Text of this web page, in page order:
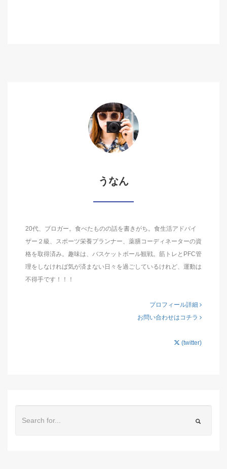
うなん
20代、ブロガー。食べたものの話を書きがち。食生活アドバイ
ザー２級、スポーツ栄養プランナー、薬膳コーディネーターの資
格を取得済み。趣味は、バスケットボール観戦。筋トレとPFC管
理をしなければ気が済まない日々を過ごしているけれど、運動は
不得手です！！！
プロフィール詳細
お問い合わせはコチラ
(twitter)